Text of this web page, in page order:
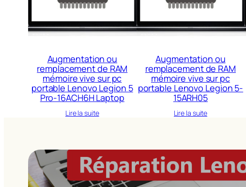
Augmentation ou
remplacement de RAM
mémoire vive sur pc
portable Lenovo Legion 5
Pro-16ACH6H Laptop
Lire la suite
Augmentation ou
remplacement de RAM
mémoire vive sur pc
portable Lenovo Legion 5-
15ARH05
Lire la suite